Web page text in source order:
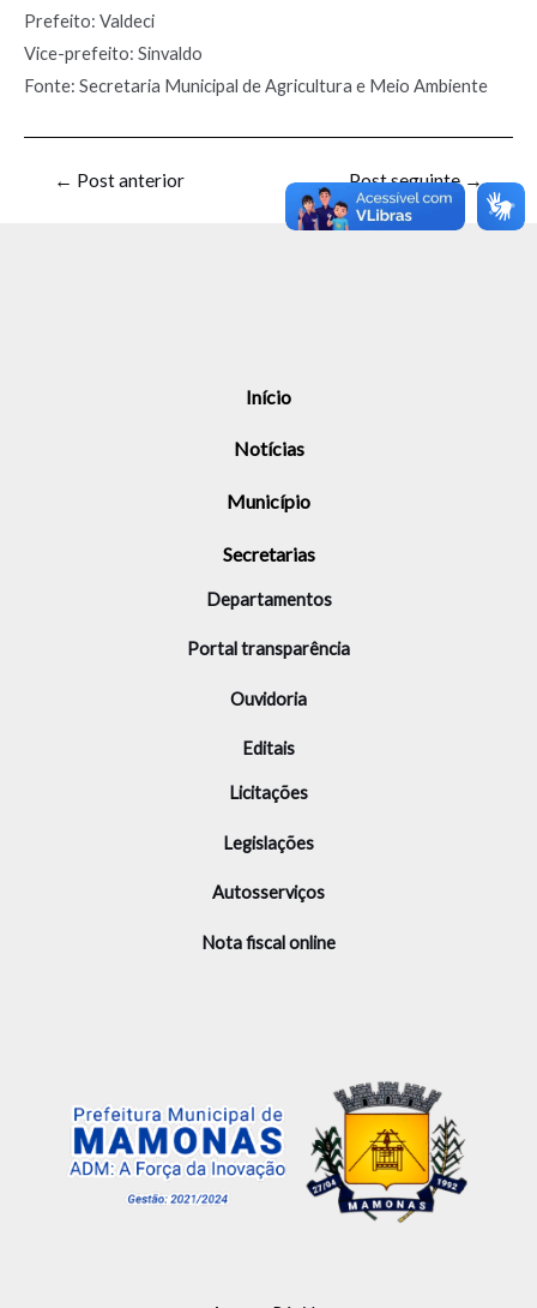
Prefeito: Valdeci
Vice-prefeito: Sinvaldo
Fonte: Secretaria Municipal de Agricultura e Meio Ambiente
← Post anterior Post seguinte →
Início
Notícias
Município
Secretarias
Departamentos
Portal transparência
Ouvidoria
Editais
Licitações
Legislações
Autosserviços
Nota fiscal online